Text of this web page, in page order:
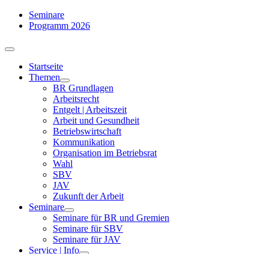
Zum
Inhalt
Seminare
Programm 2026
Toggle
NavigationStartseite
Themen
BR Grundlagen
Arbeits­recht
Entgelt | Arbeitszeit
Arbeit und Gesundheit
Betriebswirtschaft
Kommuni­kation
Organisation im Betriebsrat
Wahl
SBV
JAV
Zukunft der Arbeit
Seminare
Seminare für BR und Gremien
Seminare für SBV
Seminare für JAV
Service | Info